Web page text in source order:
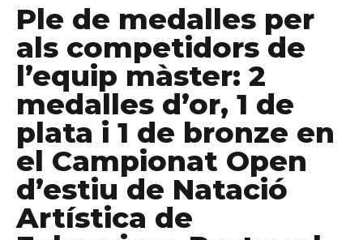
Ple de medalles per
als competidors de
l’equip màster: 2
medalles d’or, 1 de
plata i 1 de bronze en
el Campionat Open
d’estiu de Natació
Artística de